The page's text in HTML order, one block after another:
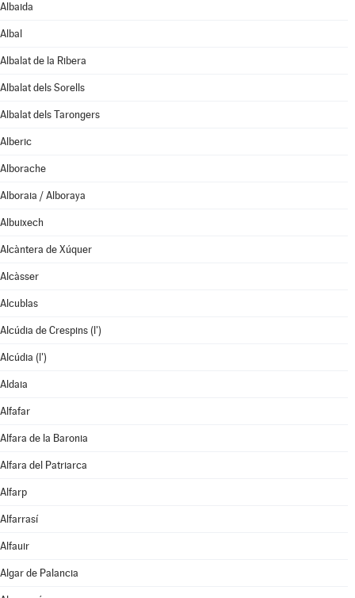
Albaida
Albal
Albalat de la Ribera
Albalat dels Sorells
Albalat dels Tarongers
Alberic
Alborache
Alboraia / Alboraya
Albuixech
Alcàntera de Xúquer
Alcàsser
Alcublas
Alcúdia de Crespins (l')
Alcúdia (l')
Aldaia
Alfafar
Alfara de la Baronia
Alfara del Patriarca
Alfarp
Alfarrasí
Alfauir
Algar de Palancia